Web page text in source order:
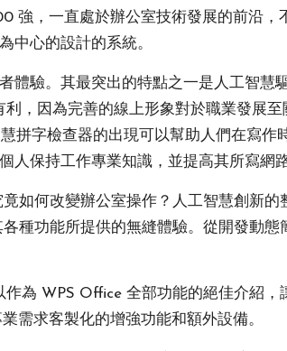
強，一直處於辦公室技術發展的前沿，
中心的設計的系統。
體驗。其最突出的特點之一是人工智慧
，因為完善的線上形象對於職業發展
拼字檢查器的出現可以幫助人們在寫作
保持工作專業知識，並提高其所寫網
如何改變辦公室操作？人工智慧創新的
種功能所提供的無縫體驗。從開發動
為 WPS Office 全部功能的絕佳介紹，
需求客製化的增強功能和額外設備。